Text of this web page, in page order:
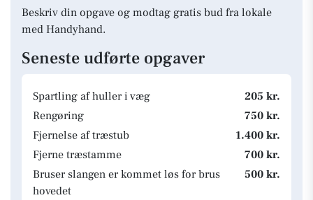
Beskriv din opgave og modtag gratis bud fra lokale
med Handyhand.
Seneste udførte opgaver
Spartling af huller i væg
205 kr.
Rengøring
750 kr.
Fjernelse af træstub
1.400 kr.
Fjerne træstamme
700 kr.
Bruser slangen er kommet løs for brus
hovedet
500 kr.